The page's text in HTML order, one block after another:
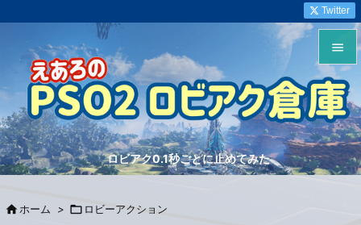
ロビアク0.1秒ごとに止めてみた


メニュ

サイド

Twitter
 ホーム >  ロビーアクション